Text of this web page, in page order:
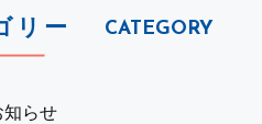
リー CATEGORY
知らせ